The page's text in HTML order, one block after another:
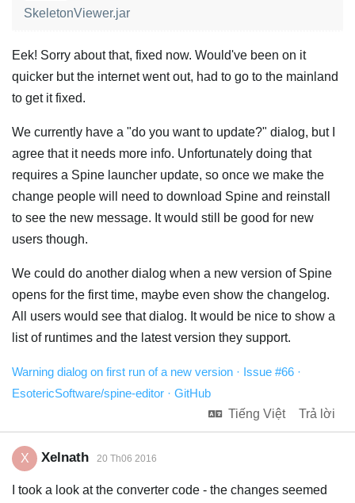
SkeletonViewer.jar
Eek! Sorry about that, fixed now. Would've been on it
quicker but the internet went out, had to go to the mainland
to get it fixed.
We currently have a "do you want to update?" dialog, but I
agree that it needs more info. Unfortunately doing that
requires a Spine launcher update, so once we make the
change people will need to download Spine and reinstall
to see the new message. It would still be good for new
users though.
We could do another dialog when a new version of Spine
opens for the first time, maybe even show the changelog.
All users would see that dialog. It would be nice to show a
list of runtimes and the latest version they support.
Warning dialog on first run of a new version · Issue #66 ·
EsotericSoftware/spine-editor · GitHub
Tiếng Việt
Trả lời
X Xelnath 20 Th06 2016
I took a look at the converter code - the changes seemed